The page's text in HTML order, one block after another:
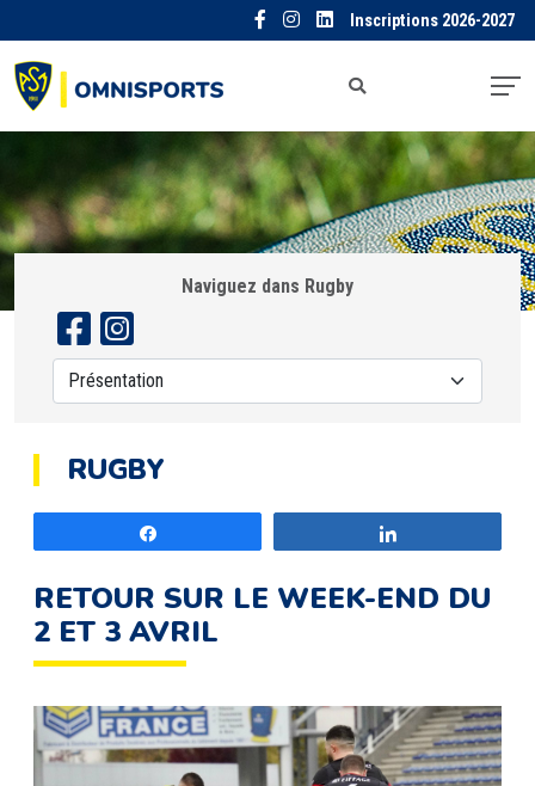
Inscriptions 2026-2027
Naviguez dans Rugby
RUGBY
RETOUR SUR LE WEEK-END DU
2 ET 3 AVRIL